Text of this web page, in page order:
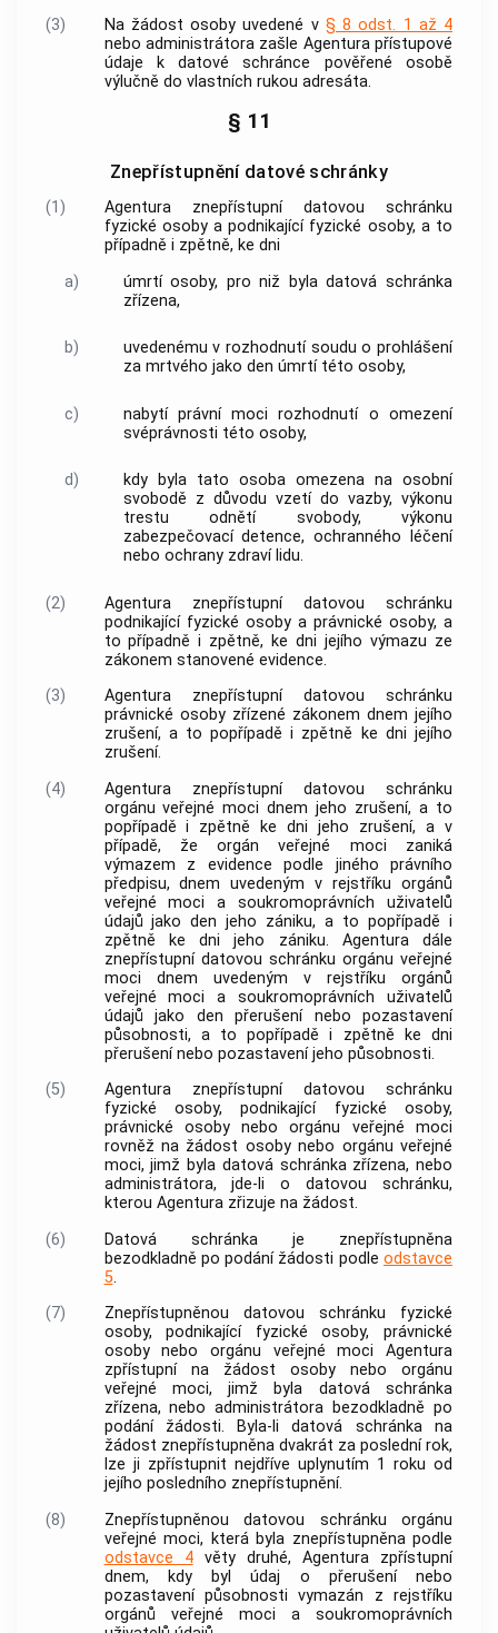
(3)
Na žádost osoby uvedené v § 8 odst. 1 až 4
nebo administrátora zašle Agentura přístupové
údaje k datové schránce pověřené osobě
výlučně do vlastních rukou adresáta.
§ 11
Znepřístupnění datové schránky
(1)
Agentura znepřístupní datovou schránku
fyzické osoby a podnikající fyzické osoby, a to
případně i zpětně, ke dni
a)
úmrtí osoby, pro niž byla datová schránka
zřízena,
b)
uvedenému v rozhodnutí soudu o prohlášení
za mrtvého jako den úmrtí této osoby,
c)
nabytí právní moci rozhodnutí o omezení
svéprávnosti této osoby,
d)
kdy byla tato osoba omezena na osobní
svobodě z důvodu vzetí do vazby, výkonu
trestu odnětí svobody, výkonu
zabezpečovací detence, ochranného léčení
nebo ochrany zdraví lidu.
(2)
Agentura znepřístupní datovou schránku
podnikající fyzické osoby a právnické osoby, a
to případně i zpětně, ke dni jejího výmazu ze
zákonem stanovené evidence.
(3)
Agentura znepřístupní datovou schránku
právnické osoby zřízené zákonem dnem jejího
zrušení, a to popřípadě i zpětně ke dni jejího
zrušení.
(4)
Agentura znepřístupní datovou schránku
orgánu veřejné moci dnem jeho zrušení, a to
popřípadě i zpětně ke dni jeho zrušení, a v
případě, že orgán veřejné moci zaniká
výmazem z evidence podle jiného právního
předpisu, dnem uvedeným v rejstříku orgánů
veřejné moci a soukromoprávních uživatelů
údajů jako den jeho zániku, a to popřípadě i
zpětně ke dni jeho zániku. Agentura dále
znepřístupní datovou schránku orgánu veřejné
moci dnem uvedeným v rejstříku orgánů
veřejné moci a soukromoprávních uživatelů
údajů jako den přerušení nebo pozastavení
působnosti, a to popřípadě i zpětně ke dni
přerušení nebo pozastavení jeho působnosti.
(5)
Agentura znepřístupní datovou schránku
fyzické osoby, podnikající fyzické osoby,
právnické osoby nebo orgánu veřejné moci
rovněž na žádost osoby nebo orgánu veřejné
moci, jimž byla datová schránka zřízena, nebo
administrátora, jde-li o datovou schránku,
kterou Agentura zřizuje na žádost.
(6)
Datová schránka je znepřístupněna
bezodkladně po podání žádosti podle odstavce
5.
(7)
Znepřístupněnou datovou schránku fyzické
osoby, podnikající fyzické osoby, právnické
osoby nebo orgánu veřejné moci Agentura
zpřístupní na žádost osoby nebo orgánu
veřejné moci, jimž byla datová schránka
zřízena, nebo administrátora bezodkladně po
podání žádosti. Byla-li datová schránka na
žádost znepřístupněna dvakrát za poslední rok,
lze ji zpřístupnit nejdříve uplynutím 1 roku od
jejího posledního znepřístupnění.
(8)
Znepřístupněnou datovou schránku orgánu
veřejné moci, která byla znepřístupněna podle
odstavce 4věty druhé, Agentura zpřístupní
dnem, kdy byl údaj o přerušení nebo
pozastavení působnosti vymazán z rejstříku
orgánů veřejné moci a soukromoprávních